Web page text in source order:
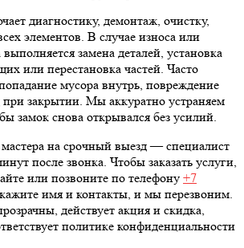
диагностику, демонтаж, очистку,
элементов. В случае износа или
замена деталей, установка
или перестановка частей. Часто
мусора внутрь, повреждение
при закрытии. Мы аккуратно устраняем
замок снова открывался без усилий.
на срочный выезд — специалист
после звонка. Чтобы заказать услуги,
или позвоните по телефону +7
имя и контакты, и мы перезвоним.
действует акция и скидка,
политике конфиденциальности